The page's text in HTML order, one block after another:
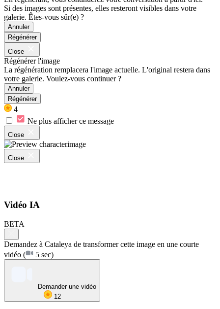
Si des images sont présentes, elles resteront visibles dans votre
galerie. Êtes-vous sûr(e) ?
Annuler
Régénérer
Close
Régénérer l'image
La régénération remplacera l'image actuelle. L'original restera dans
votre galerie. Voulez-vous continuer ?
Annuler
Régénérer
4
Ne plus afficher ce message
Close
Close
Vidéo IA
BETA
Demandez à Cataleya de transformer cette image en une courte
vidéo ( 5 sec)
Demander une vidéo
12